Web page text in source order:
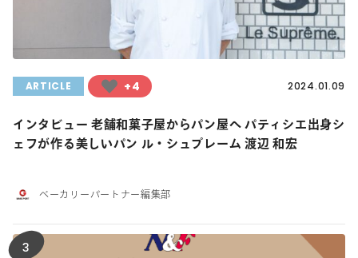
ARTICLE +4 2024.01.09
インタビュー 老舗和菓子屋からパン屋へ パティシエ出身シ
ェフが作る美しいパン ル・シュプレーム 渡辺 和宏
ベーカリーパートナー編集部
3